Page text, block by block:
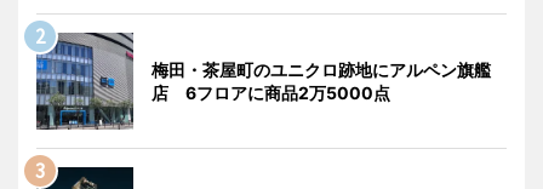
梅田・茶屋町のユニクロ跡地にアルペン旗艦
店 6フロアに商品2万5000点